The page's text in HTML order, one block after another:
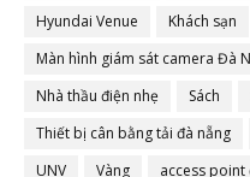
Hyundai Venue
Khách sạn
Màn hình giám sát camera Đà
Nhà thầu điện nhẹ
Sách
Thiết bị cân bằng tải đà nẵng
UNV
Vàng access point